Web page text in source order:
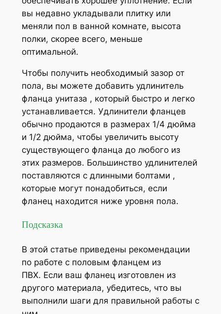
вы недавно укладывали плитку или
меняли пол в ванной комнате, высота
полки, скорее всего, меньше
оптимальной.
Чтобы получить необходимый зазор от
пола, вы можете добавить удлинитель
фланца унитаза , который быстро и легко
устанавливается. Удлинители фланцев
обычно продаются в размерах 1/4 дюйма
и 1/2 дюйма, чтобы увеличить высоту
существующего фланца до любого из
этих размеров. Большинство удлинителей
поставляются с длинными болтами ,
которые могут понадобиться, если
фланец находится ниже уровня пола.
Подсказка
В этой статье приведены рекомендации
по работе с половым фланцем из
ПВХ. Если ваш фланец изготовлен из
другого материала, убедитесь, что вы
выполнили шаги для правильной работы с